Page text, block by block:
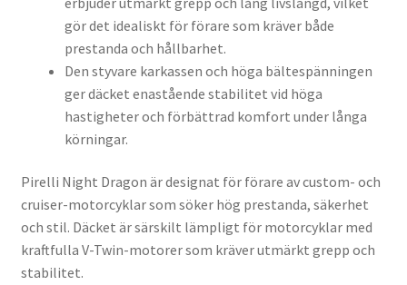
gör det idealiskt för förare som kräver både
prestanda och hållbarhet.
Den styvare karkassen och höga bältespänningen
ger däcket enastående stabilitet vid höga
hastigheter och förbättrad komfort under långa
körningar.
Pirelli Night Dragon är designat för förare av custom- och
cruiser-motorcyklar som söker hög prestanda, säkerhet
och stil. Däcket är särskilt lämpligt för motorcyklar med
kraftfulla V-Twin-motorer som kräver utmärkt grepp och
stabilitet.